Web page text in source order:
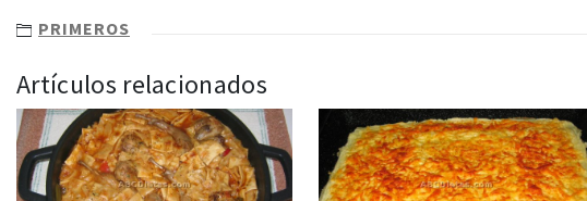
PRIMEROS
Artículos relacionados